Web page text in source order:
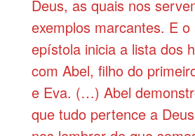
Deus, as quais nos
exemplos marcantes. E
epístola inicia a lista dos
com Abel, filho do
e Eva. (…) Abel
que tudo pertence a